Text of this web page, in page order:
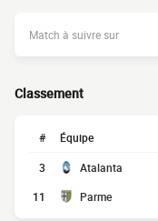
Match à suivre sur
Classement
# Équipe
3 Atalanta
11
Parme